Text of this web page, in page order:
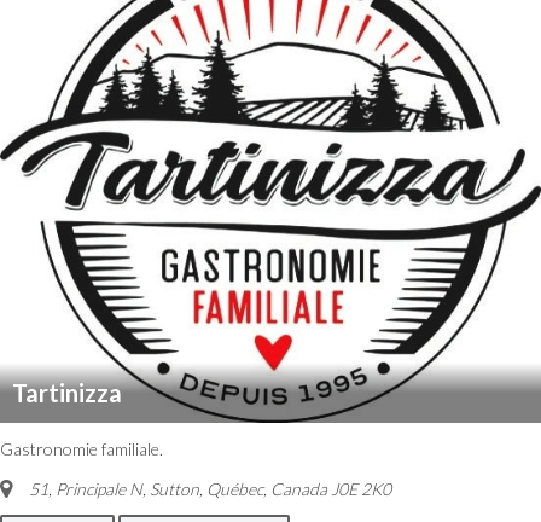
Tartinizza
Gastronomie familiale.
51, Principale N, Sutton Québec, Canada J0E 2K0